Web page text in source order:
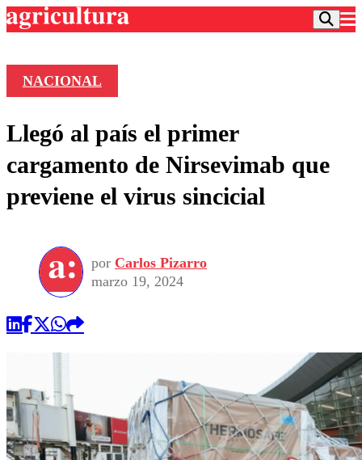
Frecuencias
Agricultura TV
Deportes
Colo Colo
Seleccion Chilena
Torneo Internacional
Entretención
Economía
Internacional
Publicaciones en medios
Opinión
NACIONAL
Llegó al país el primer
cargamento de Nirsevimab que
previene el virus sincicial
por Carlos Pizarro
marzo 19, 2024